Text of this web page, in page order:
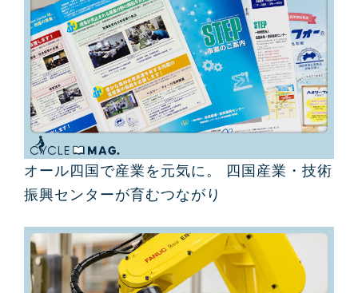
オール四国で産業を元気に。 四国産業・技術
振興センターが育むつながり